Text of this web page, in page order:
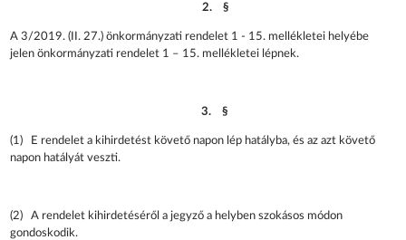
2. §
A 3/2019. (II. 27.) önkormányzati rendelet 1 - 15. mellékletei helyébe
jelen önkormányzati rendelet 1 – 15. mellékletei lépnek.
3. §
(1) E rendelet a kihirdetést követő napon lép hatályba, és az azt követő
napon hatályát veszti.
(2) A rendelet kihirdetéséről a jegyző a helyben szokásos módon
gondoskodik.